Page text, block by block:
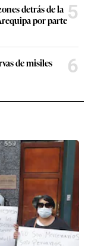
detrás de la
por parte5
de misiles
6